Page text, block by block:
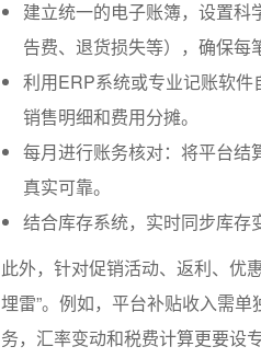
建立统一的电子账簿，设置
告费、退货损失等），确保每
利用ERP系统或专业记账软
销售明细和费用分摊。
每月进行账务核对：将平台结
真实可靠。
结合库存系统，实时同步库存
此外，针对促销活动、返利、优
埋雷”。例如，平台补贴收入需
务，汇率变动和税费计算更要设